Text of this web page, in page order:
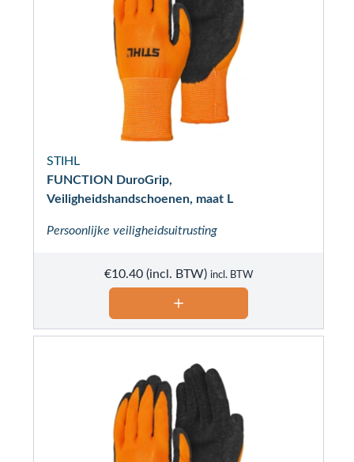
STIHL
FUNCTION DuroGrip,
Veiligheidshandschoenen, maat L
Persoonlijke veiligheidsuitrusting
€10.40 incl. BTW